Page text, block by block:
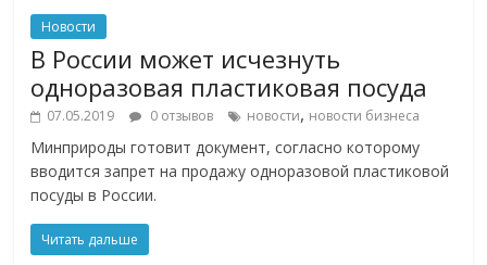
Новости
В России может исчезнуть
одноразовая пластиковая посуда
07.05.2019 0 отзывов новости, новости бизнеса
Минприроды готовит документ, согласно которому
вводится запрет на продажу одноразовой пластиковой
посуды в России.
Читать дальше